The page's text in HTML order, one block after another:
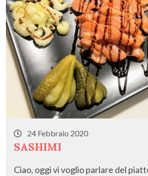
24 Febbraio 2020
SASHIMI
Ciao, oggi vi voglio parlare del